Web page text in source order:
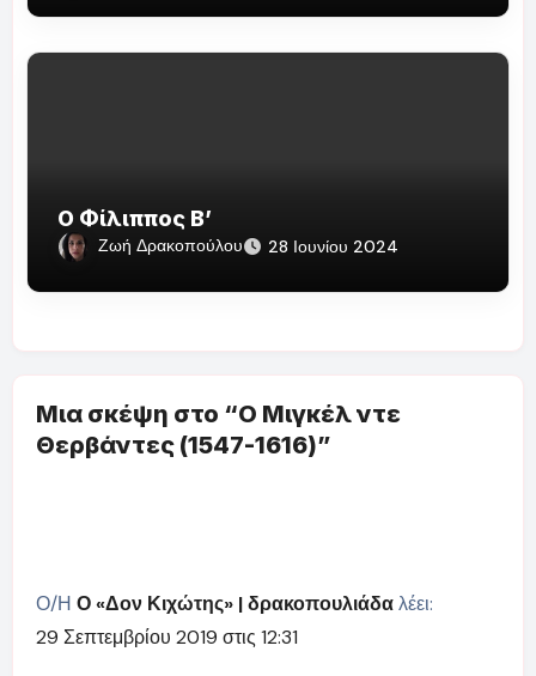
Ο Φίλιππος Β’
Ζωή Δρακοπούλου 28 Ιουνίου 2024
Μια σκέψη στο “Ο Μιγκέλ ντε
Θερβάντες (1547-1616)”
Ο/Η Ο «Δον Κιχώτης» | δρακοπουλιάδα λέει:
29 Σεπτεμβρίου 2019 στις 12:31